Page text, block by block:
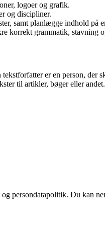
logoer og grafik.
og discipliner.
samt planlægge indhold på
korrekt grammatik, stavning
er en person,
til artikler, bøger eller andet.
persondatapolitik. Du kan